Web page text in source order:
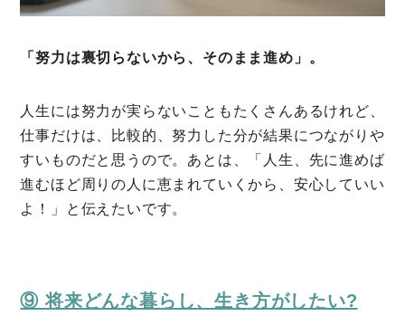
「努力は裏切らないから、そのまま進め」。
人生には努力が実らないこともたくさんあるけれど、
仕事だけは、比較的、努力した分が結果につながりや
すいものだと思うので。あとは、「人生、先に進めば
進むほど周りの人に恵まれていくから、安心していい
よ！」と伝えたいです。
⑨ 将来どんな暮らし、生き方がしたい?